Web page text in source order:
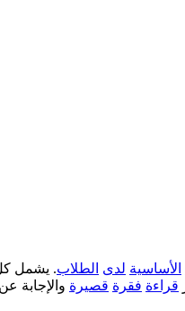
الأساسية لدى الطلاب. يشمل
قراءة فقرة قصيرة والإجابة